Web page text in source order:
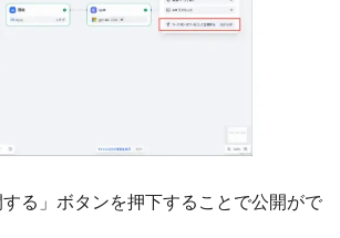
る」ボタンを押下することで公開がで